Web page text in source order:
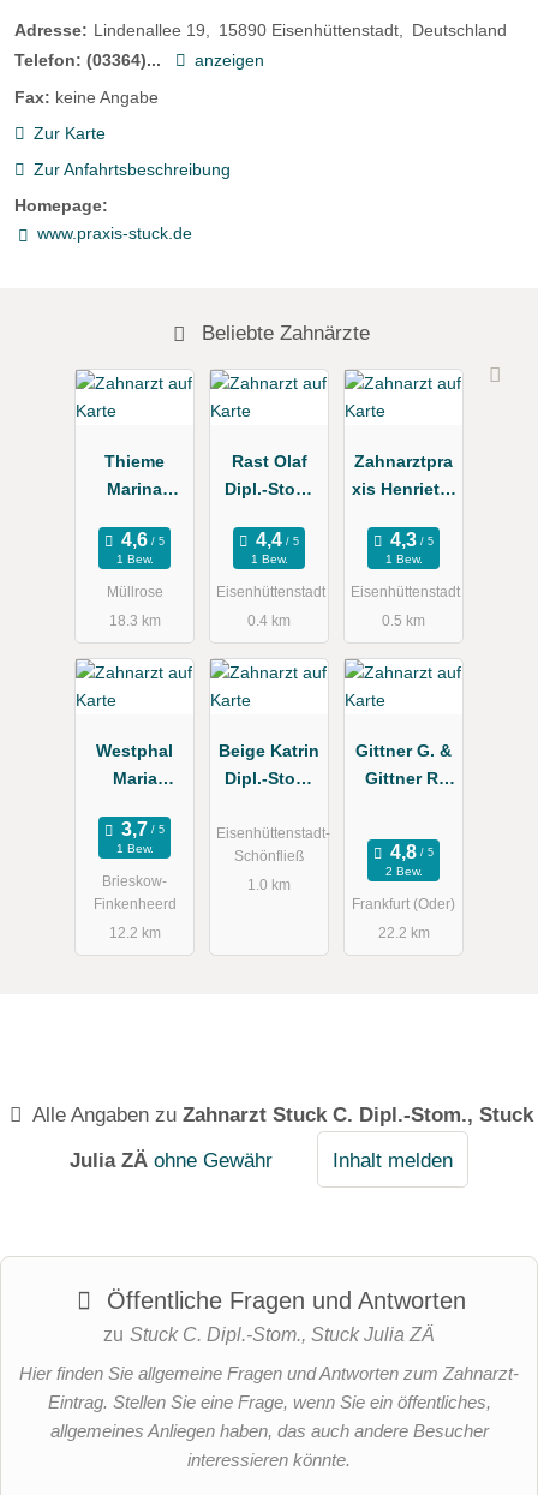
Adresse: Lindenallee 19 15890 Eisenhüttenstadt
Deutschland
Telefon: (03364)...
anzeigen
Fax: keine Angabe
Zur Karte
Zur Anfahrtsbeschreibung
Homepage:
www.praxis-stuck.de
Beliebte Zahnärzte
Thieme
Marina
xis
1 Bew.
Müllrose
18.3 km
Rast Olaf
Dipl.-Stom.
äde
1 Bew.
Eisenhüttenstadt
0.4 km
Zahnarztpra
xis Henriette
1 Bew.
Eisenhüttenstadt
0.5 km
Westphal
Maria
Zahnarzt
1 Bew.
Brieskow-
Finkenheerd
12.2 km
Beige Katrin
Dipl.-Stom.
xis
Eisenhüttenstadt-
Schönfließ
1.0 km
Gittner G. &
Gittner R.
für
ädie
2 Bew.
Frankfurt (Oder)
22.2 km
Alle Angaben zu Zahnarzt Stuck C. Dipl.-Stom., Stuck
Julia ZÄ ohne Gewähr Inhalt melden
Öffentliche Fragen und Antworten
zu Stuck C. Dipl.-Stom., Stuck Julia ZÄ
Hier finden Sie allgemeine Fragen und Antworten zum Zahnarzt-
Eintrag. Stellen Sie eine Frage, wenn Sie ein öffentliches,
allgemeines Anliegen haben, das auch andere Besucher
interessieren könnte.